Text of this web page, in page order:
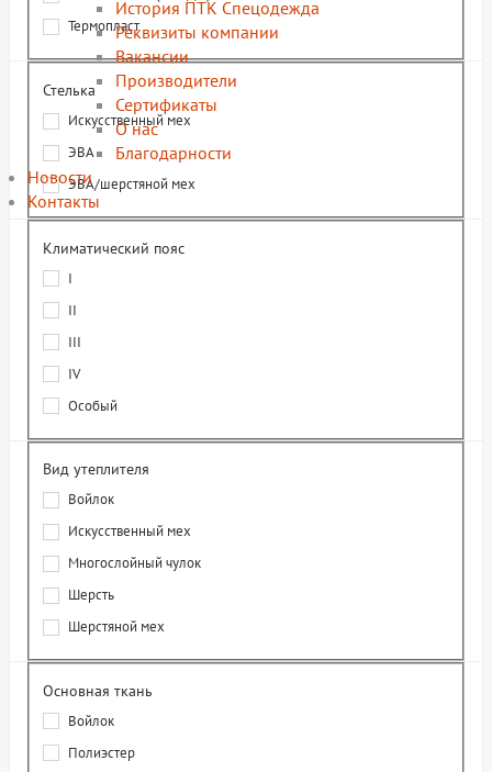
История ПТК Спецодежда
Реквизиты компании
Вакансии
Производители
Сертификаты
О нас
Благодарности
Новости
Контакты
Термопласт
Стелька
Искусственный мех
ЭВА
ЭВА/шерстяной мех
Климатический пояс
I
II
III
IV
Особый
Вид утеплителя
Войлок
Искусственный мех
Многослойный чулок
Шерсть
Шерстяной мех
Основная ткань
Войлок
Полиэстер